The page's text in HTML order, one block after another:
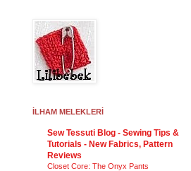
İLHAM MELEKLERİ
Sew Tessuti Blog - Sewing Tips &
Tutorials - New Fabrics, Pattern
Reviews
Closet Core: The Onyx Pants